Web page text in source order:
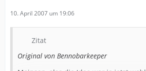
10. April 2007 um 19:06
Zitat
Original von Bennobarkeeper